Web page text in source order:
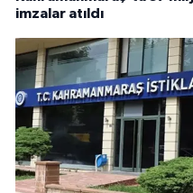
imzalar atıldı